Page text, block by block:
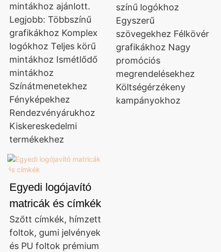
mintákhoz ajánlott.
Legjobb: Többszínű
grafikákhoz Komplex
logókhoz Teljes körű
mintákhoz Ismétlődő
mintákhoz
Színátmenetekhez
Fényképekhez
Rendezvényárukhoz
Kiskereskedelmi
termékekhez
színű logókhoz
Egyszerű
szövegekhez Félkövér
grafikákhoz Nagy
promóciós
megrendelésekhez
Költségérzékeny
kampányokhoz
Egyedi logójavító
matricák és címkék
Szőtt címkék, hímzett
foltok, gumi jelvények
és PU foltok prémium